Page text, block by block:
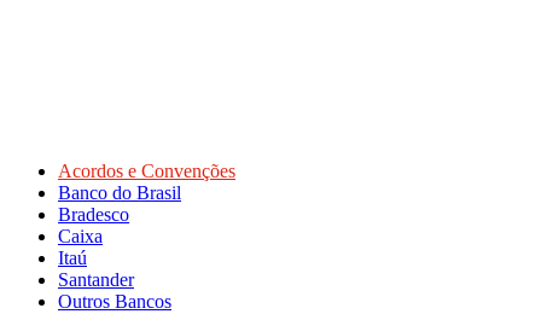
Acordos e Convenções
Banco do Brasil
Bradesco
Caixa
Itaú
Santander
Outros Bancos